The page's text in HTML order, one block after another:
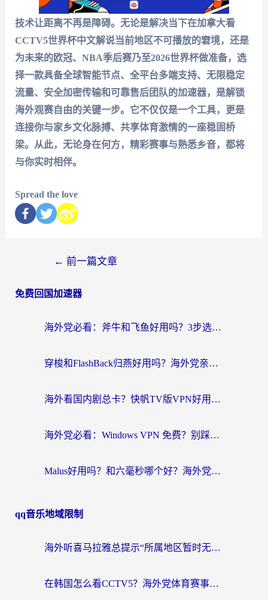
技术让距离不再是障碍。无论是解决当下在加拿大看
CCTV5世界杯中文解说当前地区不可播放的窘境，还是
为未来的欧冠、NBA季后赛乃至2026世界杯做准备，选
择一款具备全球智能节点、全平台多端支持、无限稳定
流量、安全加密传输和可靠售后团队的加速器，是解锁
海外观赛自由的关键一步。它不仅仅是一个工具，更是
连接你与家乡文化脉搏、共享体育激情的一座稳固桥
梁。从此，无论身在何方，精彩赛事与熟悉乡音，都将
与你实时相伴。
Spread the love
← 前一篇文章
免费回国加速器
海外党必看：斧牛和飞鱼好用吗？3步选对回国加速器，无缝刷剧玩国服
穿梭和FlashBack归燕好用吗？海外党亲测3款热门回国加速器，教你选对不踩坑
海外看国内剧总卡？快帆TV版VPN好用吗？和快滚VPN对比哪个回国效果更好？
海外党必看：Windows VPN 免费？别踩坑！教你选对好用的国内加速器无缝回国
Malus好用吗？和六毫秒哪个好？海外党选回国加速器的避坑指南
qq音乐地域限制
海外听喜马拉雅总提示“所属地区暂时无版权”？这个限制解除方法亲测有效！
在韩国怎么看CCTV5？海外党体育赛事+中文解说观看终极指南